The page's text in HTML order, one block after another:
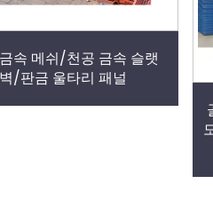
속 메쉬/천공 금속 슬랫
벽/판금 울타리 패널